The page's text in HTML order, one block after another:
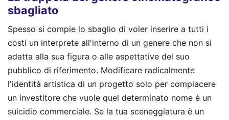
sbagliato
Spesso si compie lo sbaglio di voler inserire a tutti i
costi un interprete all'interno di un genere che non si
adatta alla sua figura o alle aspettative del suo
pubblico di riferimento. Modificare radicalmente
l'identità artistica di un progetto solo per compiacere
un investitore che vuole quel determinato nome è un
suicidio commerciale. Se la tua sceneggiatura è un